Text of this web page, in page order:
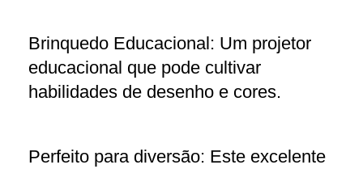
Brinquedo Educacional: Um projetor
educacional que pode cultivar
habilidades de desenho e cores.
Perfeito para diversão: Este excelente